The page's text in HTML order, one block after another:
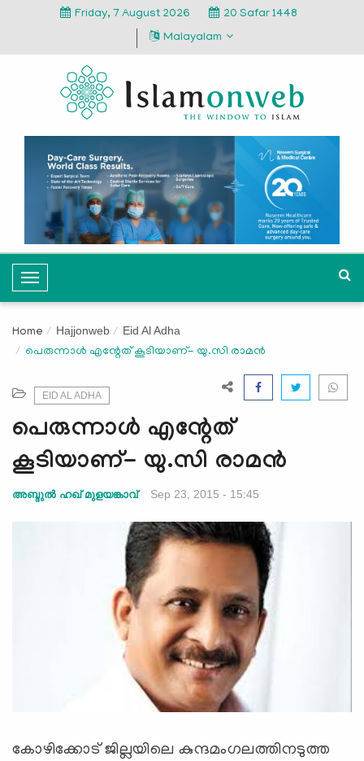
Friday, 7 August 2026
20 Safar 1448
Malayalam
T
o
g
l
v
i
g
a
Home Hajjonweb Eid Al Adha
പെരുന്നാള്‍ എന്റേത് കൂടിയാണ്- യു.സി രാമന്‍
EID AL ADHA
പെരുന്നാള്‍ എന്റേത്
കൂടിയാണ്- യു.സി രാമന്‍
അബ്ദുല്‍ ഹഖ് മുളയങ്കാവ് Sep 23, 2015 - 15:45
കോഴിക്കോട് ജില്ലയിലെ കുന്ദമംഗലത്തിനടുത്ത